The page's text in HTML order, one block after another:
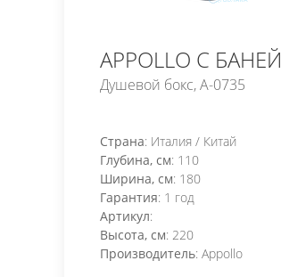
APPOLLO С БАНЕЙ
Душевой бокс, A-0735
Страна: Италия / Китай
Глубина, см: 110
Ширина, см: 180
Гарантия: 1 год
Артикул:
Высота, см: 220
Производитель: Appollo